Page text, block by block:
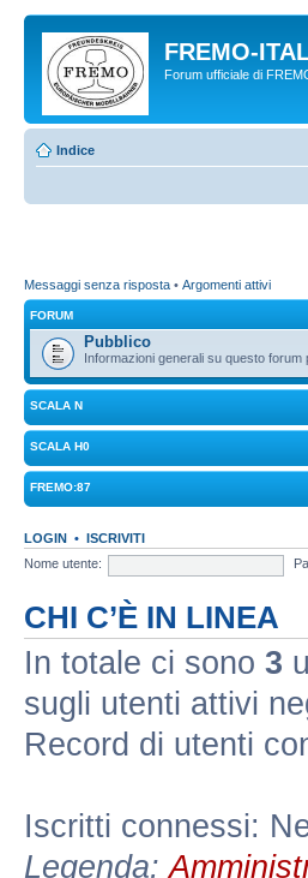
FREMO-
Forum ufficiale di
Indice
Messaggi senza risposta • Argomenti attivi
FORUM
Pubblico
Informazioni generali su questo
SCALA N
SCALA H0
FREMO:87
LOGIN • ISCRIVITI
Nome utente:
CHI C’È IN LINEA
In totale ci sono 3
sugli utenti attivi
Record di utenti
Iscritti connessi:
Legenda: